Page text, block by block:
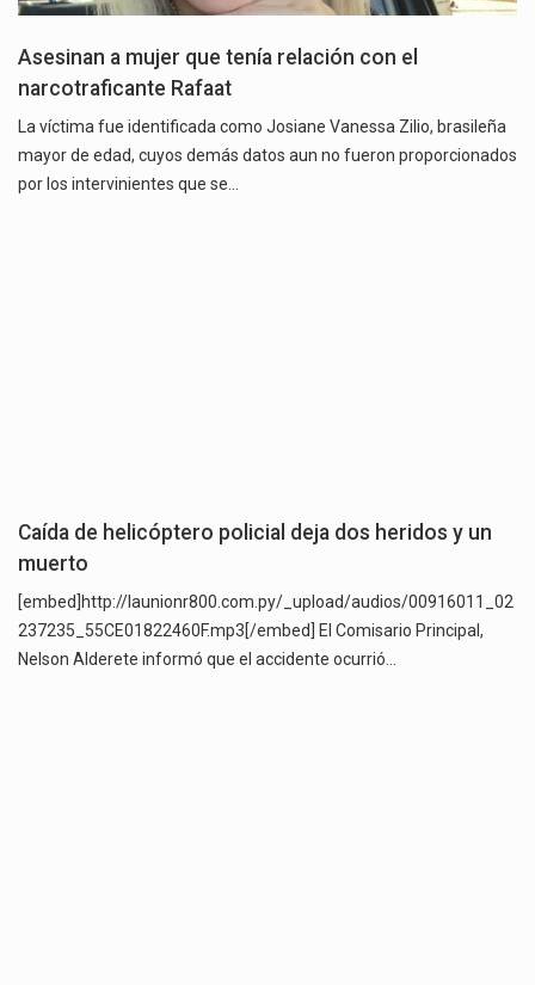
Asesinan a mujer que tenía relación con el
narcotraficante Rafaat
La víctima fue identificada como Josiane Vanessa Zilio, brasileña
mayor de edad, cuyos demás datos aun no fueron proporcionados
por los intervinientes que se…
Caída de helicóptero policial deja dos heridos y un
muerto
[embed]http://launionr800.com.py/_upload/audios/00916011_02
237235_55CE01822460F.mp3[/embed] El Comisario Principal,
Nelson Alderete informó que el accidente ocurrió…